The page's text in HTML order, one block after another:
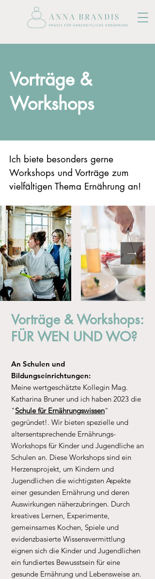
Vorträge &
Workshops
Ich biete besonders gerne
Workshops und Vorträge zum
vielfältigen Thema Ernährung an!
Vorträge & Workshops:
FÜR WEN UND WO?
An Schulen und
Bildungseinrichtungen:
Meine wertgeschätzte Kollegin Mag.
Katharina Bruner und ich haben 2023 die
"Schule für Ernährungswissen"
gegründet!. Wir bieten spezielle und
altersentsprechende Ernährungs-
Workshops für Kinder und Jugendliche an
Schulen an. Diese Workshops sind ein
Herzensprojekt, um Kindern und
Jugendlichen die wichtigsten Aspekte
einer gesunden Ernährung und deren
Auswirkungen näherzubringen. Durch
kreatives Lernen, Experimente,
gemeinsames Kochen, Spiele und
evidenzbasierte Wissensvermittlung
eignen sich die Kinder und Jugendlichen
ein fundiertes Bewusstsein für eine
gesunde Ernährung und Lebensweise an.